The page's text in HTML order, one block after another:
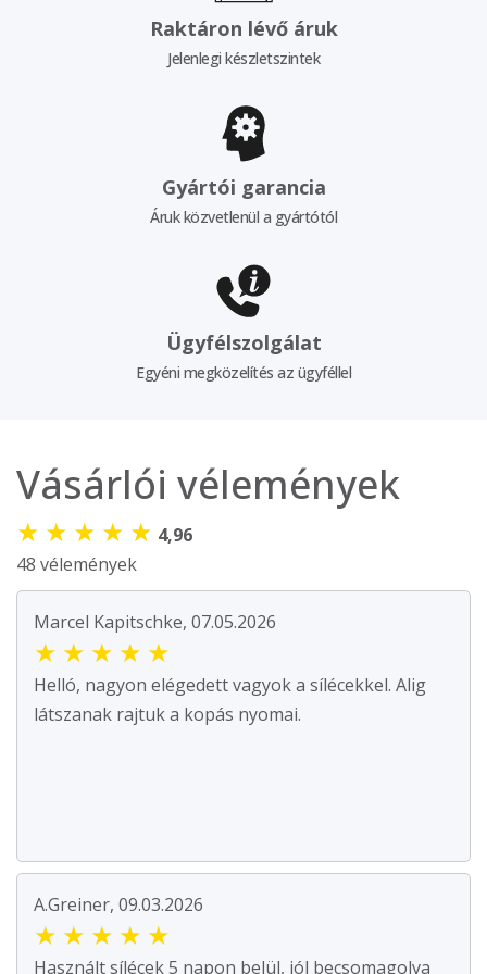
Raktáron lévő áruk
Jelenlegi készletszintek
Gyártói garancia
Áruk közvetlenül a gyártótól
Ügyfélszolgálat
Egyéni megközelítés az ügyféllel
Vásárlói vélemények
★ ★ ★ ★ ★ 4,96
48 vélemények
Marcel Kapitschke, 07.05.2026
★ ★ ★ ★ ★
Helló, nagyon elégedett vagyok a sílécekkel. Alig
látszanak rajtuk a kopás nyomai.
A.Greiner, 09.03.2026
★ ★ ★ ★ ★
Használt sílécek 5 napon belül, jól becsomagolva